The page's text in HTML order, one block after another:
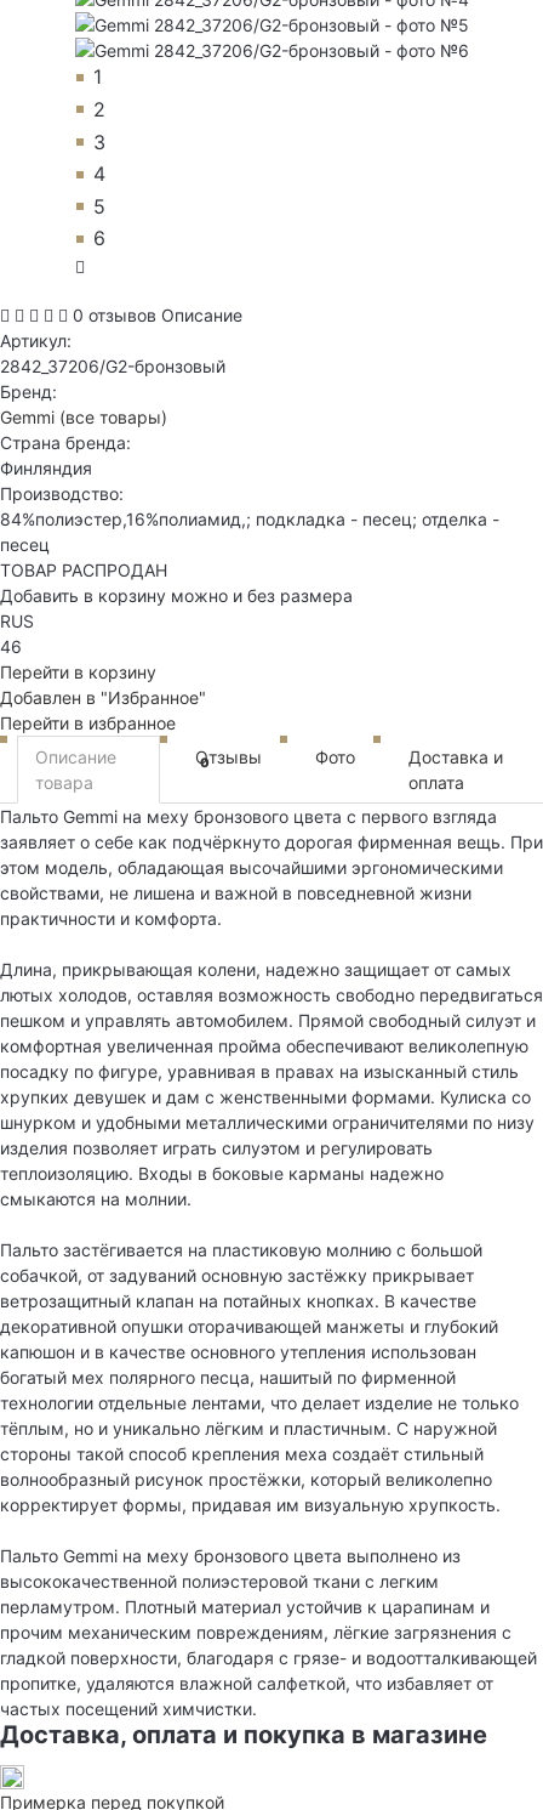
1
2
3
4
5
6
0 отзывов Описание
Артикул:
2842_37206/G2-бронзовый
Бренд:
Gemmi (все товары)
Страна бренда:
Финляндия
Производство:
84%полиэстер,16%полиамид,; подкладка - песец; отделка -
песец
ТОВАР РАСПРОДАН
Добавить в корзину можно и без размера
RUS
46
Перейти в корзину
Добавлен в "Избранное"
Перейти в избранное
Описание
товара
Отзывы
0 Фото
Доставка и
оплата
Пальто Gemmi на меху бронзового цвета с первого взгляда
заявляет о себе как подчёркнуто дорогая фирменная вещь. При
этом модель, обладающая высочайшими эргономическими
свойствами, не лишена и важной в повседневной жизни
практичности и комфорта.
Длина, прикрывающая колени, надежно защищает от самых
лютых холодов, оставляя возможность свободно передвигаться
пешком и управлять автомобилем. Прямой свободный силуэт и
комфортная увеличенная пройма обеспечивают великолепную
посадку по фигуре, уравнивая в правах на изысканный стиль
хрупких девушек и дам с женственными формами. Кулиска со
шнурком и удобными металлическими ограничителями по низу
изделия позволяет играть силуэтом и регулировать
теплоизоляцию. Входы в боковые карманы надежно
смыкаются на молнии.
Пальто застёгивается на пластиковую молнию с большой
собачкой, от задуваний основную застёжку прикрывает
ветрозащитный клапан на потайных кнопках. В качестве
декоративной опушки оторачивающей манжеты и глубокий
капюшон и в качестве основного утепления использован
богатый мех полярного песца, нашитый по фирменной
технологии отдельные лентами, что делает изделие не только
тёплым, но и уникально лёгким и пластичным. С наружной
стороны такой способ крепления меха создаёт стильный
волнообразный рисунок простёжки, который великолепно
корректирует формы, придавая им визуальную хрупкость.
Пальто Gemmi на меху бронзового цвета выполнено из
высококачественной полиэстеровой ткани с легким
перламутром. Плотный материал устойчив к царапинам и
прочим механическим повреждениям, лёгкие загрязнения с
гладкой поверхности, благодаря с грязе- и водоотталкивающей
пропитке, удаляются влажной салфеткой, что избавляет от
частых посещений химчистки.
Доставка, оплата и покупка в магазине
Примерка перед покупкой